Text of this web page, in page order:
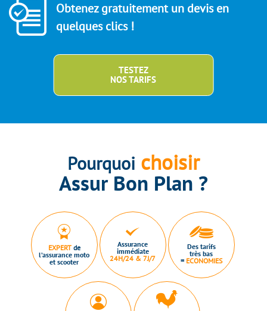
Obtenez gratuitement un devis en
quelques clics !
TESTEZ
NOS TARIFS
Pourquoi choisir
Assur Bon Plan ?
EXPERTde
l’assurance moto
et scooter
Assurance
immédiate
24H/24 & 7J/7
Des tarifs
très bas
= ECONOMIES